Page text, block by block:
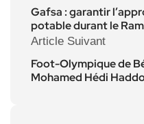
Gafsa : garantir
potable durant le
Article Suivant
Foot-Olympique de
Mohamed Hédi